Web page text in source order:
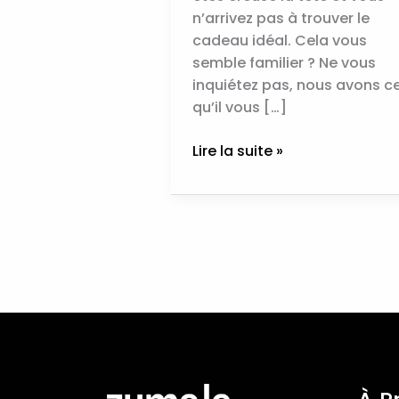
n’arrivez pas à trouver le
cadeau idéal. Cela vous
semble familier ? Ne vous
inquiétez pas, nous avons
qu’il vous […]
Lire la suite »